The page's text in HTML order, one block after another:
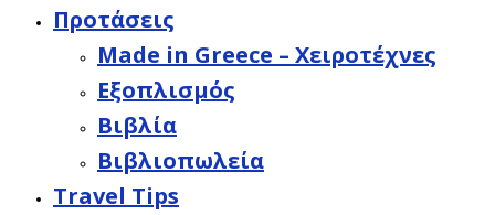
Προτάσεις
Made in Greece – Χειροτέχνες
Εξοπλισμός
Βιβλία
Βιβλιοπωλεία
Travel Tips